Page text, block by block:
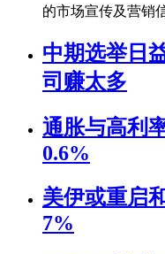
的市场宣传及营销
中期选举日
司赚太多
通胀与高利
0.6%
美伊或重启
7%